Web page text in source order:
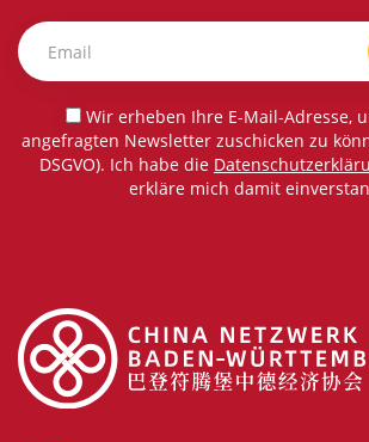
Wir erheben Ihre E-Mail-Adresse,
angefragten Newsletter zuschicken zu
DSGVO). Ich habe die
erkläre mich damit